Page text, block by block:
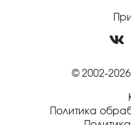
© 2002-
Политика